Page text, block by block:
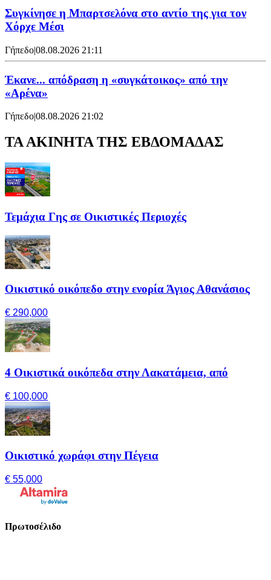
Συγκίνησε η Μπαρτσελόνα στο αντίο της για τον
Χόρχε Μέσι
Γήπεδο|08.08.2026 21:11
Έκανε... απόδραση η «συγκάτοικος» από την
«Αρένα»
Γήπεδο|08.08.2026 21:02
ΤΑ ΑΚΙΝΗΤΑ ΤΗΣ ΕΒΔΟΜΑΔΑΣ
Τεμάχια Γης σε Οικιστικές Περιοχές
Οικιστικό οικόπεδο στην ενορία Άγιος Αθανάσιος
€ 290,000
4 Οικιστικά οικόπεδα στην Λακατάμεια, από
€ 100,000
Οικιστικό χωράφι στην Πέγεια
€ 55,000
Πρωτοσέλιδο